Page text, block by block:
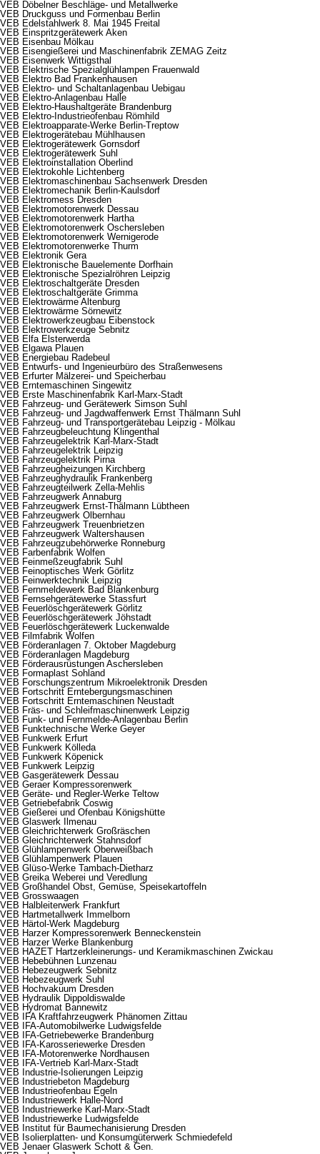
VEB Döbelner Beschläge- und Metallwerke
VEB Druckguss und Formenbau Berlin
VEB Edelstahlwerk 8. Mai 1945 Freital
VEB Einspritzgerätewerk Aken
VEB Eisenbau Mölkau
VEB Eisengießerei und Maschinenfabrik ZEMAG Zeitz
VEB Eisenwerk Wittigsthal
VEB Elektrische Spezialglühlampen Frauenwald
VEB Elektro Bad Frankenhausen
VEB Elektro- und Schaltanlagenbau Uebigau
VEB Elektro-Anlagenbau Halle
VEB Elektro-Haushaltgeräte Brandenburg
VEB Elektro-Industrieofenbau Römhild
VEB Elektroapparate-Werke Berlin-Treptow
VEB Elektrogerätebau Mühlhausen
VEB Elektrogerätewerk Gornsdorf
VEB Elektrogerätewerk Suhl
VEB Elektroinstallation Oberlind
VEB Elektrokohle Lichtenberg
VEB Elektromaschinenbau Sachsenwerk Dresden
VEB Elektromechanik Berlin-Kaulsdorf
VEB Elektromess Dresden
VEB Elektromotorenwerk Dessau
VEB Elektromotorenwerk Hartha
VEB Elektromotorenwerk Oschersleben
VEB Elektromotorenwerk Wernigerode
VEB Elektromotorenwerke Thurm
VEB Elektronik Gera
VEB Elektronische Bauelemente Dorfhain
VEB Elektronische Spezialröhren Leipzig
VEB Elektroschaltgeräte Dresden
VEB Elektroschaltgeräte Grimma
VEB Elektrowärme Altenburg
VEB Elektrowärme Sörnewitz
VEB Elektrowerkzeugbau Eibenstock
VEB Elektrowerkzeuge Sebnitz
VEB Elfa Elsterwerda
VEB Elgawa Plauen
VEB Energiebau Radebeul
VEB Entwurfs- und Ingenieurbüro des Straßenwesens
VEB Erfurter Mälzerei- und Speicherbau
VEB Erntemaschinen Singewitz
VEB Erste Maschinenfabrik Karl-Marx-Stadt
VEB Fahrzeug- und Gerätewerk Simson Suhl
VEB Fahrzeug- und Jagdwaffenwerk Ernst Thälmann Suhl
VEB Fahrzeug- und Transportgerätebau Leipzig - Mölkau
VEB Fahrzeugbeleuchtung Klingenthal
VEB Fahrzeugelektrik Karl-Marx-Stadt
VEB Fahrzeugelektrik Leipzig
VEB Fahrzeugelektrik Pirna
VEB Fahrzeugheizungen Kirchberg
VEB Fahrzeughydraulik Frankenberg
VEB Fahrzeugteilwerk Zella-Mehlis
VEB Fahrzeugwerk Annaburg
VEB Fahrzeugwerk Ernst-Thälmann Lübtheen
VEB Fahrzeugwerk Olbernhau
VEB Fahrzeugwerk Treuenbrietzen
VEB Fahrzeugwerk Waltershausen
VEB Fahrzeugzubehörwerke Ronneburg
VEB Farbenfabrik Wolfen
VEB Feinmeßzeugfabrik Suhl
VEB Feinoptisches Werk Görlitz
VEB Feinwerktechnik Leipzig
VEB Fernmeldewerk Bad Blankenburg
VEB Fernsehgerätewerke Stassfurt
VEB Feuerlöschgerätewerk Görlitz
VEB Feuerlöschgerätewerk Jöhstadt
VEB Feuerlöschgerätewerk Luckenwalde
VEB Filmfabrik Wolfen
VEB Förderanlagen 7. Oktober Magdeburg
VEB Förderanlagen Magdeburg
VEB Förderausrüstungen Aschersleben
VEB Formaplast Sohland
VEB Forschungszentrum Mikroelektronik Dresden
VEB Fortschritt Erntebergungsmaschinen
VEB Fortschritt Erntemaschinen Neustadt
VEB Fräs- und Schleifmaschinenwerk Leipzig
VEB Funk- und Fernmelde-Anlagenbau Berlin
VEB Funktechnische Werke Geyer
VEB Funkwerk Erfurt
VEB Funkwerk Kölleda
VEB Funkwerk Köpenick
VEB Funkwerk Leipzig
VEB Gasgerätewerk Dessau
VEB Geraer Kompressorenwerk
VEB Geräte- und Regler-Werke Teltow
VEB Getriebefabrik Coswig
VEB Gießerei und Ofenbau Königshütte
VEB Glaswerk Ilmenau
VEB Gleichrichterwerk Großräschen
VEB Gleichrichterwerk Stahnsdorf
VEB Glühlampenwerk Oberweißbach
VEB Glühlampenwerk Plauen
VEB Glüso-Werke Tambach-Dietharz
VEB Greika Weberei und Veredlung
VEB Großhandel Obst, Gemüse, Speisekartoffeln
VEB Grosswaagen
VEB Halbleiterwerk Frankfurt
VEB Hartmetallwerk Immelborn
VEB Härtol-Werk Magdeburg
VEB Harzer Kompressorenwerk Benneckenstein
VEB Harzer Werke Blankenburg
VEB HAZET Hartzerkleinerungs- und Keramikmaschinen Zwickau
VEB Hebebühnen Lunzenau
VEB Hebezeugwerk Sebnitz
VEB Hebezeugwerk Suhl
VEB Hochvakuum Dresden
VEB Hydraulik Dippoldiswalde
VEB Hydromat Bannewitz
VEB IFA Kraftfahrzeugwerk Phänomen Zittau
VEB IFA-Automobilwerke Ludwigsfelde
VEB IFA-Getriebewerke Brandenburg
VEB IFA-Karosseriewerke Dresden
VEB IFA-Motorenwerke Nordhausen
VEB IFA-Vertrieb Karl-Marx-Stadt
VEB Industrie-Isolierungen Leipzig
VEB Industriebeton Magdeburg
VEB Industrieofenbau Egeln
VEB Industriewerk Halle-Nord
VEB Industriewerke Karl-Marx-Stadt
VEB Industriewerke Ludwigsfelde
VEB Institut für Baumechanisierung Dresden
VEB Isolierplatten- und Konsumgüterwerk Schmiedefeld
VEB Jenaer Glaswerk Schott & Gen.